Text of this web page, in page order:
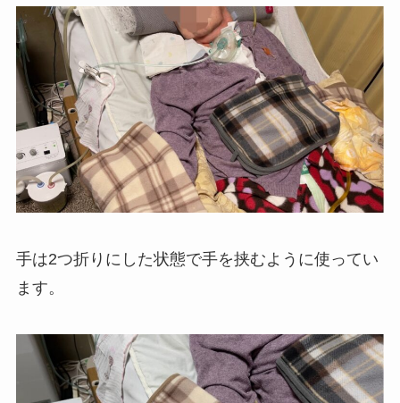
手は2つ折りにした状態で手を挟むように使ってい
ます。